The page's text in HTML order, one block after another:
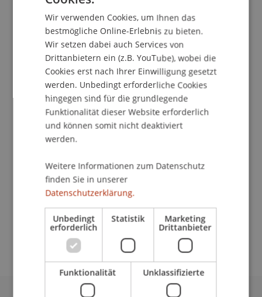
Stellvertretender Leiter
Bibliothek
Universität Liechtenstein
Fürst-Franz-Josef-Strasse
9490 Vaduz
Liechtenstein
philipp.trottmann@uni.li
Wir verwenden Cookies, um Ihnen das
bestmögliche Online-Erlebnis zu bieten.
Wir setzen dabei auch Services von
Drittanbietern ein (z.B. YouTube), wobei die
Cookies erst nach Ihrer Einwilligung gesetzt
werden. Unbedingt erforderliche Cookies
hingegen sind für die grundlegende
Funktionalität dieser Website erforderlich
und können somit nicht deaktiviert
werden.
Weitere Informationen zum Datenschutz
finden Sie in unserer
Datenschutzerklärung.
Unbedingt
erforderlich
Statistik Marketing
Drittanbieter
Funktionalität Unklassifizierte